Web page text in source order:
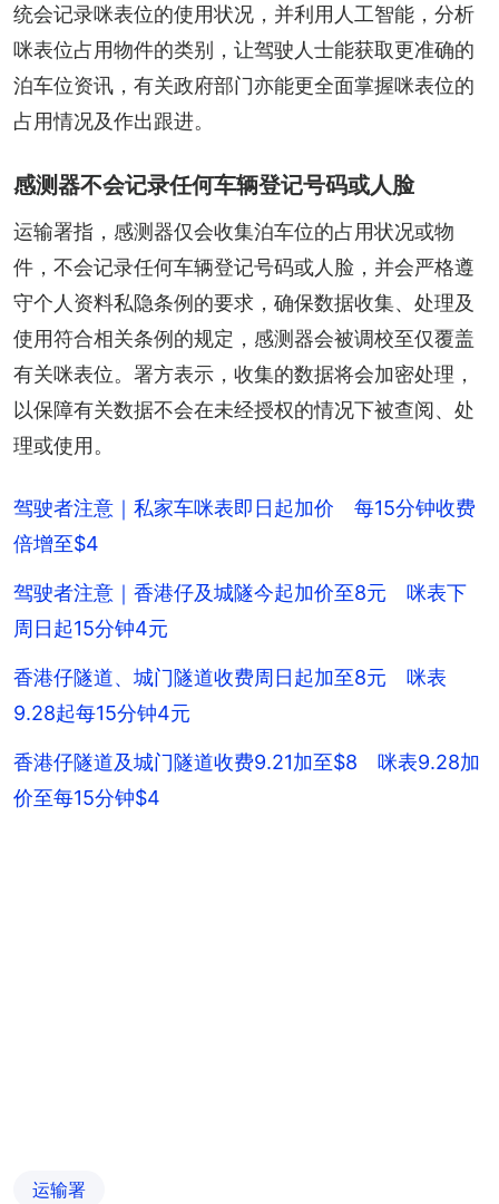
统会记录咪表位的使用状况，并利用人工智能，分析
咪表位占用物件的类别，让驾驶人士能获取更准确的
泊车位资讯，有关政府部门亦能更全面掌握咪表位的
占用情况及作出跟进。
感测器不会记录任何车辆登记号码或人脸
运输署指，感测器仅会收集泊车位的占用状况或物
件，不会记录任何车辆登记号码或人脸，并会严格遵
守个人资料私隐条例的要求，确保数据收集、处理及
使用符合相关条例的规定，感测器会被调校至仅覆盖
有关咪表位。署方表示，收集的数据将会加密处理，
以保障有关数据不会在未经授权的情况下被查阅、处
理或使用。
驾驶者注意｜私家车咪表即日起加价 每15分钟收费
倍增至$4
驾驶者注意｜香港仔及城隧今起加价至8元 咪表下
周日起15分钟4元
香港仔隧道、城门隧道收费周日起加至8元 咪表
9.28起每15分钟4元
香港仔隧道及城门隧道收费9.21加至$8 咪表9.28加
价至每15分钟$4
运输署